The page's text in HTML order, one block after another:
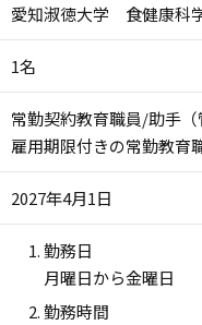
愛知淑徳大学 食健康科
1名
常勤契約教育職員/助手（
雇用期限付きの常勤教育
2027年4月1日
勤務日
月曜日から金曜日
勤務時間